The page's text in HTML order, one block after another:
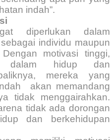
indah”.
diperlukan dalam
individu maupun
motivasi tinggi,
dalam hidup dan
mereka yang
akan memandang
tidak menggairahkan.
tidak ada dorongan
dan berkehidupan